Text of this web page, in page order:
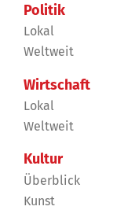
Politik
Lokal
Weltweit
Wirtschaft
Lokal
Weltweit
Kultur
Überblick
Kunst